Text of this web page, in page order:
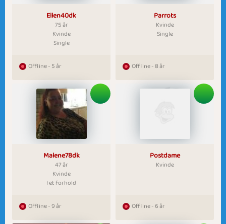
Ellen40dk
75 år
Kvinde
Single
Offline - 5 år
Parrots
Kvinde
Single
Offline - 8 år
Malene78dk
47 år
Kvinde
I et forhold
Offline - 9 år
Postdame
Kvinde
Offline - 6 år